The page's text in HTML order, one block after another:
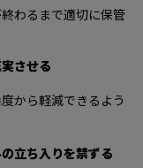
わるまで適切に保管
させる
から軽減できるよう
立ち入りを禁ずる